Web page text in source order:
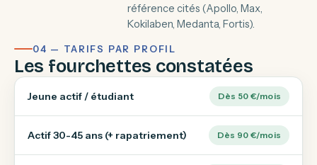
référence cités (Apollo, Max,
Kokilaben, Medanta, Fortis).
04 — TARIFS PAR PROFIL
Les fourchettes constatées
Jeune actif / étudiant Dès 50 €/mois
Actif 30-45 ans (+ rapatriement) Dès 90 €/mois